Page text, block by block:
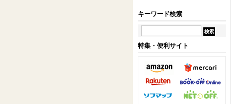
キーワード検索
特集・便利サイト